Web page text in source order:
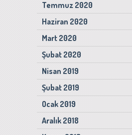
Temmuz 2020
Haziran 2020
Mart 2020
Şubat 2020
Nisan 2019
Şubat 2019
Ocak 2019
Aralık 2018